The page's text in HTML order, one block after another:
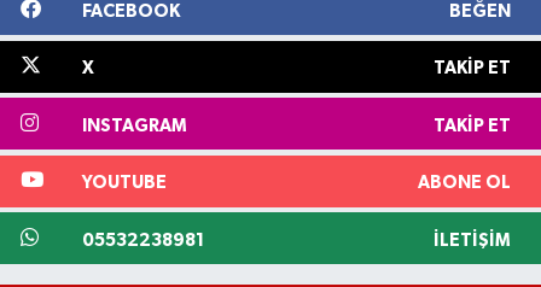
FACEBOOK BEĞEN
X TAKIP ET
INSTAGRAM TAKIP ET
YOUTUBE ABONE OL
05532238981 İLETIŞIM